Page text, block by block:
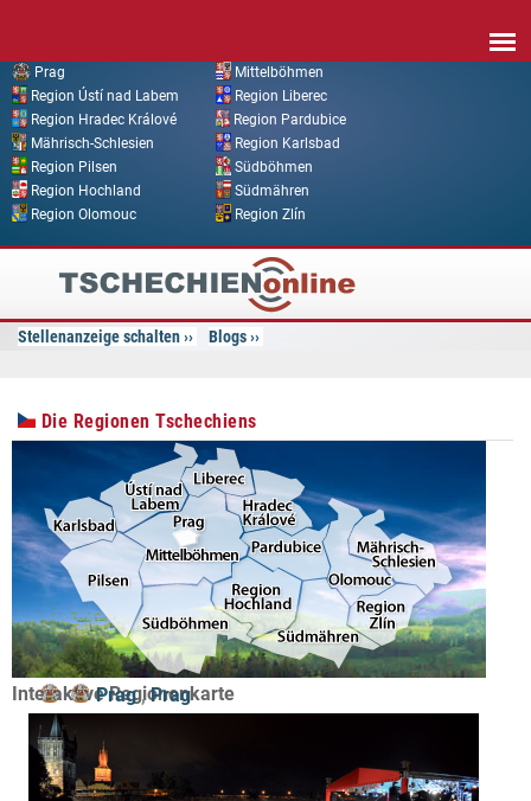
Prag
Mittelböhmen
Region Ústí nad Labem
Region Liberec
Region Hradec Králové
Region Pardubice
Mährisch-Schlesien
Region Karlsbad
Region Pilsen
Südböhmen
Region Hochland
Südmähren
Region Olomouc
Region Zlín
Tschechien
Online
Stellenanzeige schalten Blogs
Die Regionen Tschechiens
Interaktive Regionenkarte
Prag,Prag